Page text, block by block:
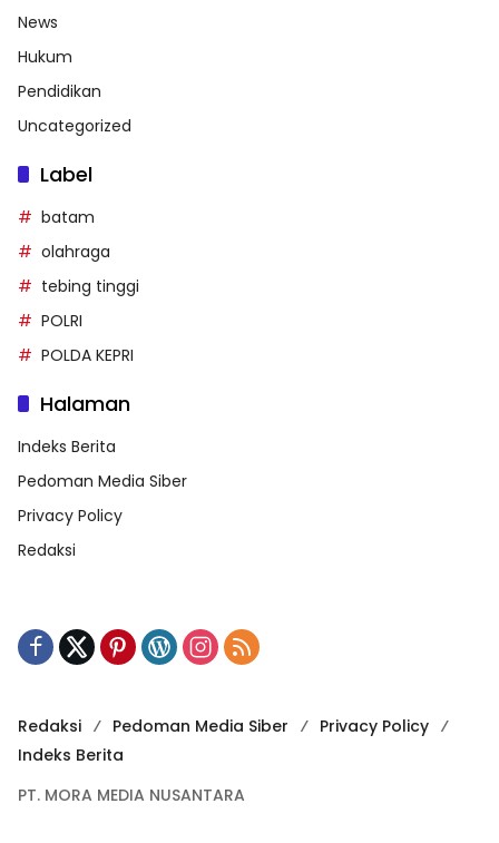
News
Hukum
Pendidikan
Uncategorized
Label
batam
olahraga
tebing tinggi
POLRI
POLDA KEPRI
Halaman
Indeks Berita
Pedoman Media Siber
Privacy Policy
Redaksi
Redaksi Pedoman Media Siber
Privacy Policy
Indeks Berita
PT. MORA MEDIA NUSANTARA